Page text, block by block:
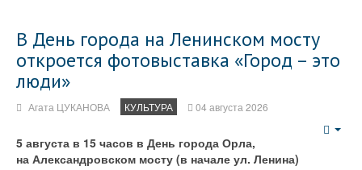
В День города на Ленинском мосту
откроется фотовыставка «Город – это
люди»
Агата ЦУКАНОВА КУЛЬТУРА 04 августа 2026
5 августа в 15 часов в День города Орла,
на Александровском мосту (в начале ул. Ленина)